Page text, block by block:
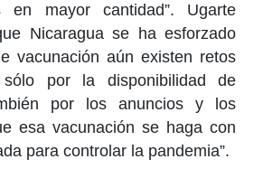
en mayor cantidad”. Ugarte
Nicaragua se ha esforzado
vacunación aún existen retos
sólo por la disponibilidad de
por los anuncios y los
esa vacunación se haga con
para controlar la pandemia”.